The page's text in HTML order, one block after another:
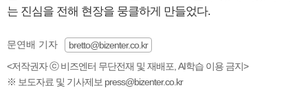
는 진심을 전해 현장을 뭉클하게 만들었다.
문연배 기자
bretto@bizenter.co.kr
<저작권자 ⓒ 비즈엔터 무단전재 및 재배포, AI학습 이용 금지>
※ 보도자료 및 기사제보 press@bizenter.co.kr